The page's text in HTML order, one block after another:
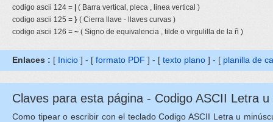
codigo ascii 124 =
( Barra vertical, pleca , linea vertical )
codigo ascii 125 = } ( Cierra llave - llaves curvas )
codigo ascii 126 = ~ ( Signo de equivalencia , tilde o virgulilla de la ñ )
Enlaces : [ Inicio ] - [ formato PDF ] - [ texto plano ] - [ planilla de
Claves para esta página - Codigo ASCII Letra
Como tipear o escribir con el teclado Codigo ASCII Letra u